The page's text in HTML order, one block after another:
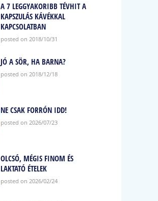
A 7 LEGGYAKORIBB TÉVHIT A
KAPSZULÁS KÁVÉKKAL
KAPCSOLATBAN
posted on 2018/10/31
JÓ A SÖR, HA BARNA?
posted on 2018/12/18
NE CSAK FORRÓN IDD!
posted on 2026/07/23
OLCSÓ, MÉGIS FINOM ÉS
LAKTATÓ ÉTELEK
posted on 2026/02/24